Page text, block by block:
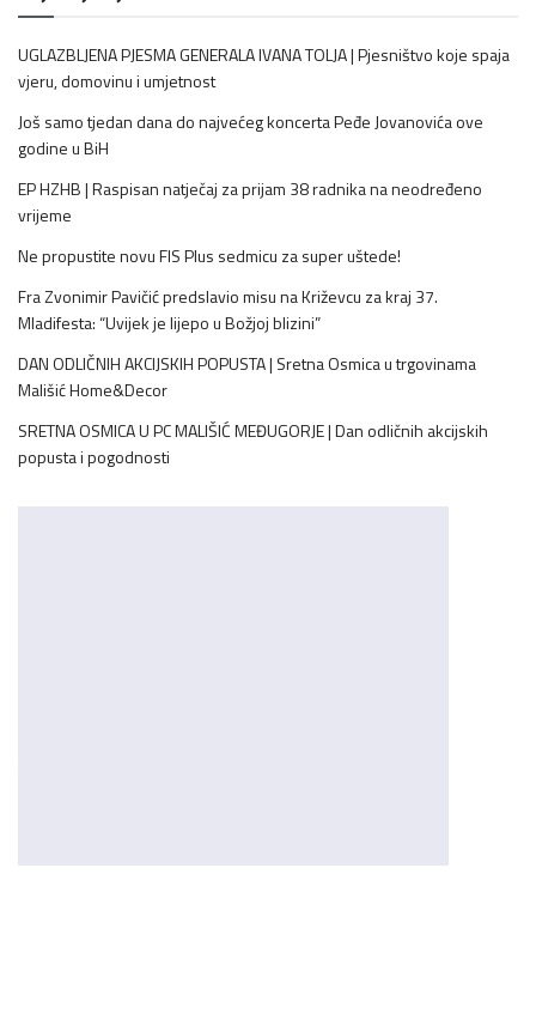
UGLAZBLJENA PJESMA GENERALA IVANA TOLJA | Pjesništvo koje spaja
vjeru, domovinu i umjetnost
Još samo tjedan dana do najvećeg koncerta Peđe Jovanovića ove
godine u BiH
EP HZHB | Raspisan natječaj za prijam 38 radnika na neodređeno
vrijeme
Ne propustite novu FIS Plus sedmicu za super uštede!
Fra Zvonimir Pavičić predslavio misu na Križevcu za kraj 37.
Mladifesta: “Uvijek je lijepo u Božjoj blizini”
DAN ODLIČNIH AKCIJSKIH POPUSTA | Sretna Osmica u trgovinama
Mališić Home&Decor
SRETNA OSMICA U PC MALIŠIĆ MEĐUGORJE | Dan odličnih akcijskih
popusta i pogodnosti